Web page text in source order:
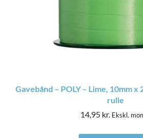
Gavebånd – POLY – Lime, 10mm x
rulle
14,95 kr. Ekskl.